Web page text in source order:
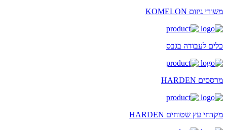
משורי גיזום KOMELON
כלים לעבודה בגבס
מרססים HARDEN
מקדחי עץ שטוחים HARDEN